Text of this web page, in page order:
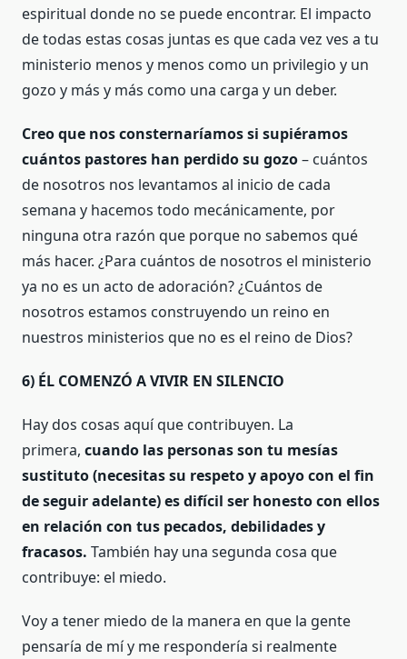
espiritual donde no se puede encontrar. El impacto
de todas estas cosas juntas es que cada vez ves a tu
ministerio menos y menos como un privilegio y un
gozo y más y más como una carga y un deber.
Creo que nos consternaríamos si supiéramos
cuántos pastores han perdido su gozo– cuántos
de nosotros nos levantamos al inicio de cada
semana y hacemos todo mecánicamente, por
ninguna otra razón que porque no sabemos qué
más hacer. ¿Para cuántos de nosotros el ministerio
ya no es un acto de adoración? ¿Cuántos de
nosotros estamos construyendo un reino en
nuestros ministerios que no es el reino de Dios?
6) ÉL COMENZÓ A VIVIR EN SILENCIO
Hay dos cosas aquí que contribuyen. La
primera, cuando las personas son tu mesías
sustituto (necesitas su respeto y apoyo con el fin
de seguir adelante) es difícil ser honesto con ellos
en relación con tus pecados, debilidades y
fracasos. También hay una segunda cosa que
contribuye: el miedo.
Voy a tener miedo de la manera en que la gente
pensaría de mí y me respondería si realmente